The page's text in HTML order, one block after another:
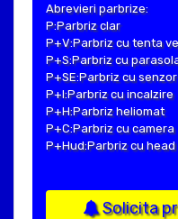
Abrevieri parbrize:
P:Parbriz clar
P+V:Parbriz cu tenta
P+S:Parbriz cu
P+SE:Parbriz cu senzor
P+I:Parbriz cu incalzire
P+H:Parbriz heliomat
P+C:Parbriz cu camera
P+Hud:Parbriz cu
Solicita